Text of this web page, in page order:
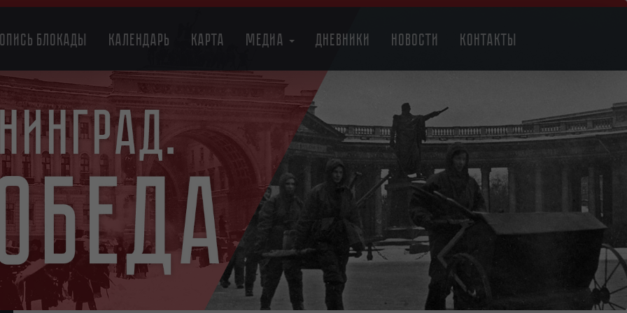
блокады Календарь Карта Медиа Дневники Новости Контакты